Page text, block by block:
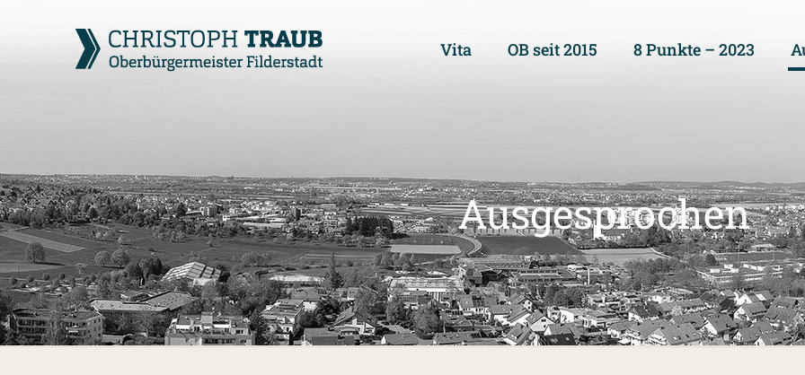
Vita OB seit 2015 8 Punkte – 2023
Ausgesprochen